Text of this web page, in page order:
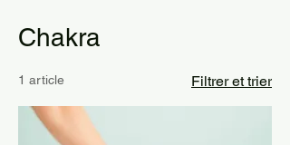
Chakra
1 article Filtrer et trier